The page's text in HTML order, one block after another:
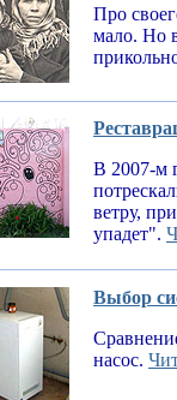
Про
мало. Но
В 2007-м
ветру,
упадет".
Выбор
насос.